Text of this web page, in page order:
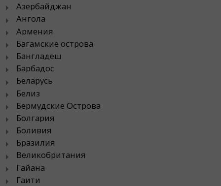
Азербайджан
Ангола
Армения
Багамские острова
Бангладеш
Барбадос
Беларусь
Белиз
Бермудские Острова
Болгария
Боливия
Бразилия
Великобритания
Гайана
Гаити